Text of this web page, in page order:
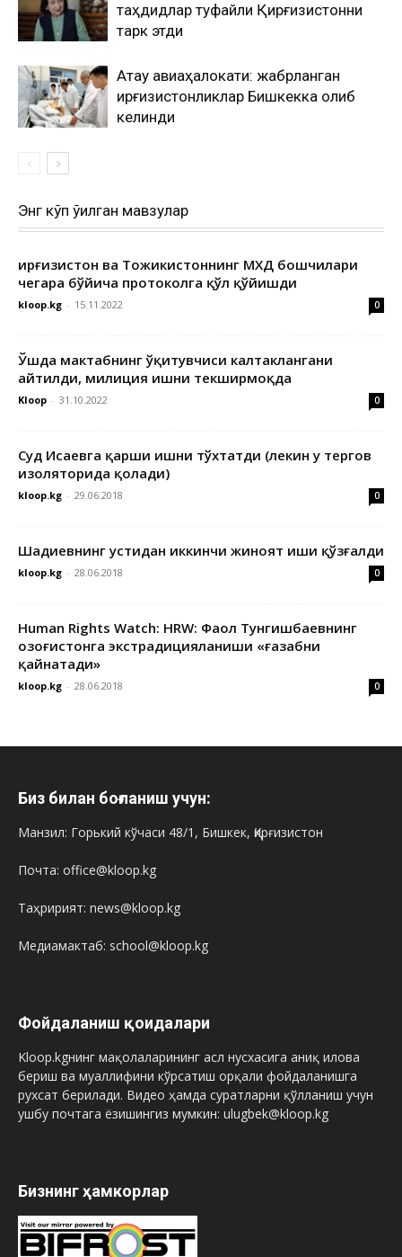
таҳдидлар туфайли Қирғизистонни
тарк этди
Ақтау авиаҳалокати: жабрланган
қирғизистонликлар Бишкекка олиб
келинди
Энг кўп ўқилган мавзулар
Қирғизистон ва Тожикистоннинг МХДҚ бошчилари
чегара бўйича протоколга қўл қўйишди
kloop.kg - 15.11.2022 0
Ўшда мактабнинг ўқитувчиси калтаклангани
айтилди, милиция ишни текширмоқда
Kloop - 31.10.2022 0
Суд Исаевга қарши ишни тўхтатди (лекин у тергов
изоляторида қолади)
kloop.kg - 29.06.2018 0
Шадиевнинг устидан иккинчи жиноят иши қўзғалди
kloop.kg - 28.06.2018 0
Human Rights Watch: HRW: Фаол Тунгишбаевнинг
Қозоғистонга экстрадицияланиши «ғазабни
қайнатади»
kloop.kg - 28.06.2018 0
Биз билан боғланиш учун:
Манзил: Горький кўчаси 48/1, Бишкек, Қирғизистон
Почта: office@kloop.kg
Таҳририят: news@kloop.kg
Медиамактаб: school@kloop.kg
Фойдаланиш қоидалари
Kloop.kgнинг мақолаларининг асл нусхасига аниқ илова
бериш ва муаллифини кўрсатиш орқали фойдаланишга
рухсат берилади. Видео ҳамда суратларни қўлланиш учун
ушбу почтага ёзишингиз мумкин: ulugbek@kloop.kg
Бизнинг ҳамкорлар